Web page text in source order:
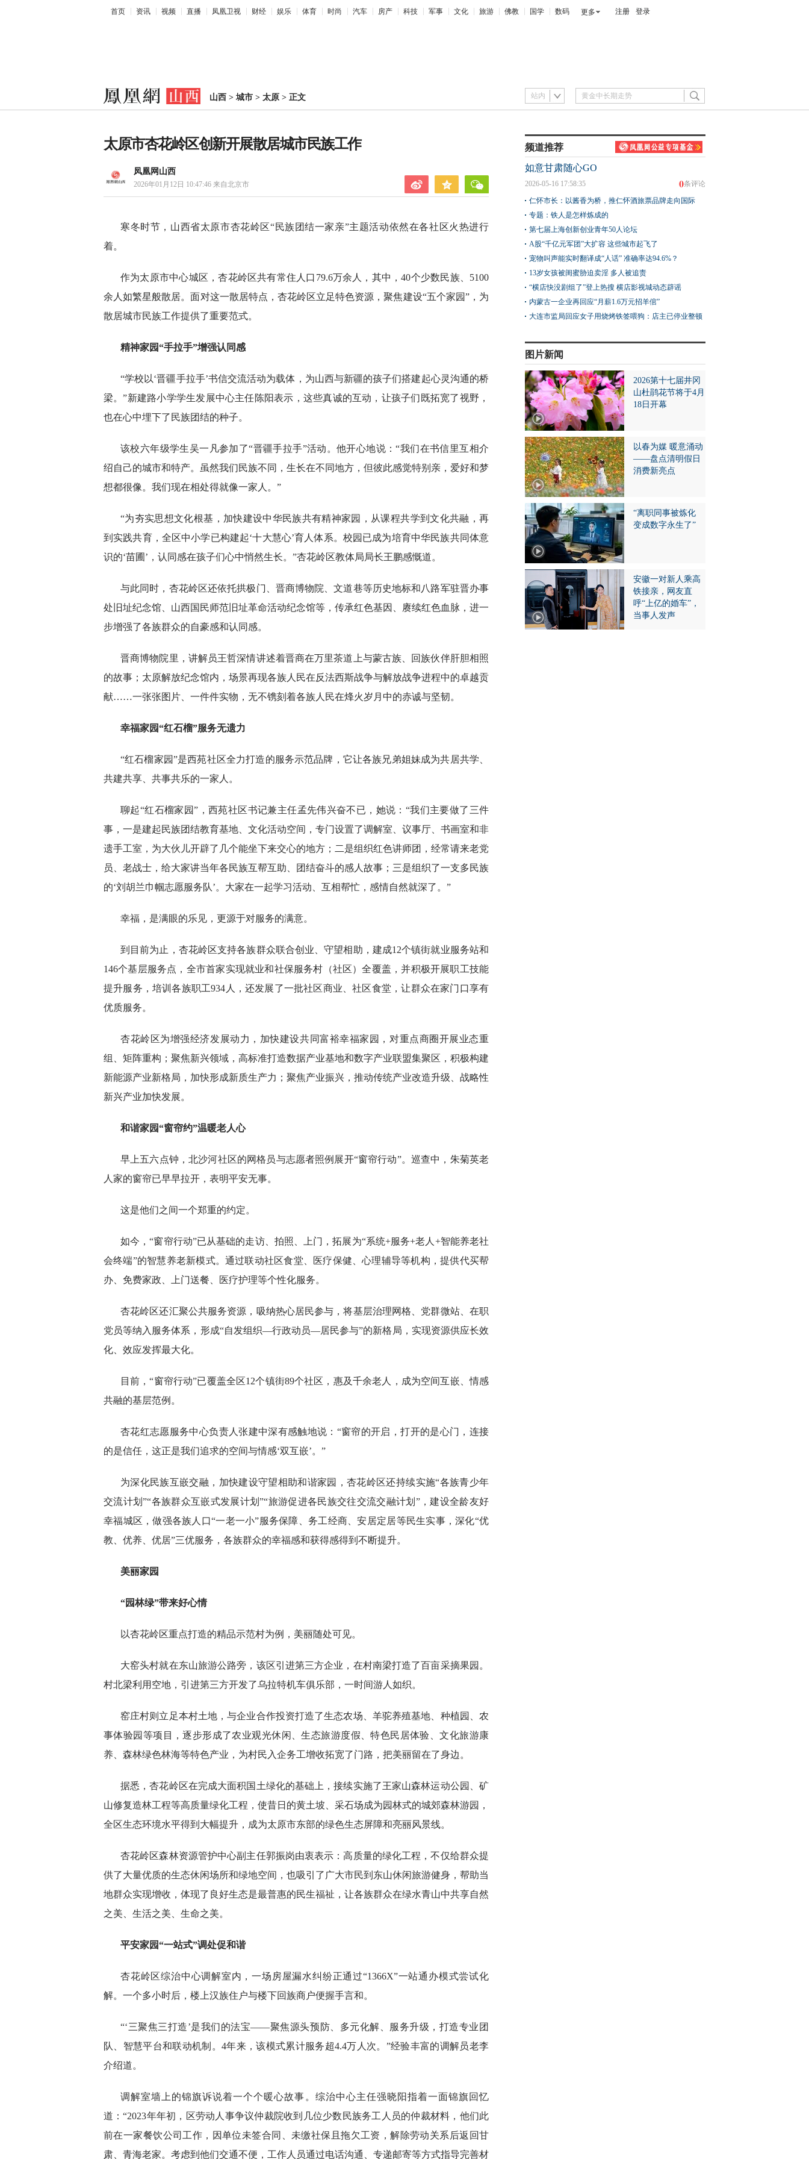
首页 资讯 视频 直播 凤凰卫视 财经 娱乐 体育 时尚 汽车 房产 科技 军事 文化 旅游 佛教 国学 数码 更多 注册 登录
山西 > 城市 > 太原 > 正文 站内
太原市杏花岭区创新开展散居城市民族工作
凤凰网山西
2026年01月12日 10:47:46 来自北京市
寒冬时节，山西省太原市杏花岭区“民族团结一家亲”主题活动依然在各社区火热进行
着。
作为太原市中心城区，杏花岭区共有常住人口79.6万余人，其中，40个少数民族、5100
余人如繁星般散居。面对这一散居特点，杏花岭区立足特色资源，聚焦建设“五个家园”，为
散居城市民族工作提供了重要范式。
精神家园“手拉手”增强认同感
“学校以‘晋疆手拉手’书信交流活动为载体，为山西与新疆的孩子们搭建起心灵沟通的桥
梁。”新建路小学学生发展中心主任陈阳表示，这些真诚的互动，让孩子们既拓宽了视野，
也在心中埋下了民族团结的种子。
该校六年级学生吴一凡参加了“晋疆手拉手”活动。他开心地说：“我们在书信里互相介
绍自己的城市和特产。虽然我们民族不同，生长在不同地方，但彼此感觉特别亲，爱好和梦
想都很像。我们现在相处得就像一家人。”
“为夯实思想文化根基，加快建设中华民族共有精神家园，从课程共学到文化共融，再
到实践共育，全区中小学已构建起‘十大慧心’育人体系。校园已成为培育中华民族共同体意
识的‘苗圃’，认同感在孩子们心中悄然生长。”杏花岭区教体局局长王鹏感慨道。
与此同时，杏花岭区还依托拱极门、晋商博物院、文道巷等历史地标和八路军驻晋办事
处旧址纪念馆、山西国民师范旧址革命活动纪念馆等，传承红色基因、赓续红色血脉，进一
步增强了各族群众的自豪感和认同感。
晋商博物院里，讲解员王哲深情讲述着晋商在万里茶道上与蒙古族、回族伙伴肝胆相照
的故事；太原解放纪念馆内，场景再现各族人民在反法西斯战争与解放战争进程中的卓越贡
献……一张张图片、一件件实物，无不镌刻着各族人民在烽火岁月中的赤诚与坚韧。
幸福家园“红石榴”服务无遗力
“红石榴家园”是西苑社区全力打造的服务示范品牌，它让各族兄弟姐妹成为共居共学、
共建共享、共事共乐的一家人。
聊起“红石榴家园”，西苑社区书记兼主任孟先伟兴奋不已，她说：“我们主要做了三件
事，一是建起民族团结教育基地、文化活动空间，专门设置了调解室、议事厅、书画室和非
遗手工室，为大伙儿开辟了几个能坐下来交心的地方；二是组织红色讲师团，经常请来老党
员、老战士，给大家讲当年各民族互帮互助、团结奋斗的感人故事；三是组织了一支多民族
的‘刘胡兰巾帼志愿服务队’。大家在一起学习活动、互相帮忙，感情自然就深了。”
幸福，是满眼的乐见，更源于对服务的满意。
到目前为止，杏花岭区支持各族群众联合创业、守望相助，建成12个镇街就业服务站和
146个基层服务点，全市首家实现就业和社保服务村（社区）全覆盖，并积极开展职工技能
提升服务，培训各族职工934人，还发展了一批社区商业、社区食堂，让群众在家门口享有
优质服务。
杏花岭区为增强经济发展动力，加快建设共同富裕幸福家园，对重点商圈开展业态重
组、矩阵重构；聚焦新兴领域，高标准打造数据产业基地和数字产业联盟集聚区，积极构建
新能源产业新格局，加快形成新质生产力；聚焦产业振兴，推动传统产业改造升级、战略性
新兴产业加快发展。
和谐家园“窗帘约”温暖老人心
早上五六点钟，北沙河社区的网格员与志愿者照例展开“窗帘行动”。巡查中，朱菊英老
人家的窗帘已早早拉开，表明平安无事。
这是他们之间一个郑重的约定。
如今，“窗帘行动”已从基础的走访、拍照、上门，拓展为“系统+服务+老人+智能养老社
会终端”的智慧养老新模式。通过联动社区食堂、医疗保健、心理辅导等机构，提供代买帮
办、免费家政、上门送餐、医疗护理等个性化服务。
杏花岭区还汇聚公共服务资源，吸纳热心居民参与，将基层治理网格、党群微站、在职
党员等纳入服务体系，形成“自发组织—行政动员—居民参与”的新格局，实现资源供应长效
化、效应发挥最大化。
目前，“窗帘行动”已覆盖全区12个镇街89个社区，惠及千余老人，成为空间互嵌、情感
共融的基层范例。
杏花红志愿服务中心负责人张建中深有感触地说：“窗帘的开启，打开的是心门，连接
的是信任，这正是我们追求的空间与情感‘双互嵌’。”
为深化民族互嵌交融，加快建设守望相助和谐家园，杏花岭区还持续实施“各族青少年
交流计划”“各族群众互嵌式发展计划”“旅游促进各民族交往交流交融计划”，建设全龄友好
幸福城区，做强各族人口“一老一小”服务保障、务工经商、安居定居等民生实事，深化“优
教、优养、优居”三优服务，各族群众的幸福感和获得感得到不断提升。
美丽家园
“园林绿”带来好心情
以杏花岭区重点打造的精品示范村为例，美丽随处可见。
大窑头村就在东山旅游公路旁，该区引进第三方企业，在村南梁打造了百亩采摘果园。
村北梁利用空地，引进第三方开发了乌拉特机车俱乐部，一时间游人如织。
窑庄村则立足本村土地，与企业合作投资打造了生态农场、羊驼养殖基地、种植园、农
事体验园等项目，逐步形成了农业观光休闲、生态旅游度假、特色民居体验、文化旅游康
养、森林绿色林海等特色产业，为村民入企务工增收拓宽了门路，把美丽留在了身边。
据悉，杏花岭区在完成大面积国土绿化的基础上，接续实施了王家山森林运动公园、矿
山修复造林工程等高质量绿化工程，使昔日的黄土坡、采石场成为园林式的城郊森林游园，
全区生态环境水平得到大幅提升，成为太原市东部的绿色生态屏障和亮丽风景线。
杏花岭区森林资源管护中心副主任郭振岗由衷表示：高质量的绿化工程，不仅给群众提
供了大量优质的生态休闲场所和绿地空间，也吸引了广大市民到东山休闲旅游健身，帮助当
地群众实现增收，体现了良好生态是最普惠的民生福祉，让各族群众在绿水青山中共享自然
之美、生活之美、生命之美。
平安家园“一站式”调处促和谐
杏花岭区综治中心调解室内，一场房屋漏水纠纷正通过“1366X”一站通办模式尝试化
解。一个多小时后，楼上汉族住户与楼下回族商户便握手言和。
“‘三聚焦三打造’是我们的法宝——聚焦源头预防、多元化解、服务升级，打造专业团
队、智慧平台和联动机制。4年来，该模式累计服务超4.4万人次。”经验丰富的调解员老李
介绍道。
调解室墙上的锦旗诉说着一个个暖心故事。综治中心主任强晓阳指着一面锦旗回忆
道：“2023年年初，区劳动人事争议仲裁院收到几位少数民族务工人员的仲裁材料，他们此
前在一家餐饮公司工作，因单位未签合同、未缴社保且拖欠工资，解除劳动关系后返回甘
肃、青海老家。考虑到他们交通不便，工作人员通过电话沟通、专递邮寄等方式指导完善材
频道推荐
如意甘肃随心GO
0条评论
2026-05-16 17:58:35
仁怀市长：以酱香为桥，推仁怀酒旅票品牌走向国际
专题：铁人是怎样炼成的
第七届上海创新创业青年50人论坛
A股“千亿元军团”大扩容 这些城市起飞了
宠物叫声能实时翻译成“人话” 准确率达94.6%？
13岁女孩被闺蜜胁迫卖淫 多人被追责
“横店快没剧组了”登上热搜 横店影视城动态辟谣
内蒙古一企业再回应“月薪1.6万元招羊倌”
大连市监局回应女子用烧烤铁签喂狗：店主已停业整顿
图片新闻
2026第十七届井冈
山杜鹃花节将于4月
18日开幕
以春为媒 暖意涌动
——盘点清明假日
消费新亮点
“离职同事被炼化
变成数字永生了”
安徽一对新人乘高
铁接亲，网友直
呼“上亿的婚车”，
当事人发声